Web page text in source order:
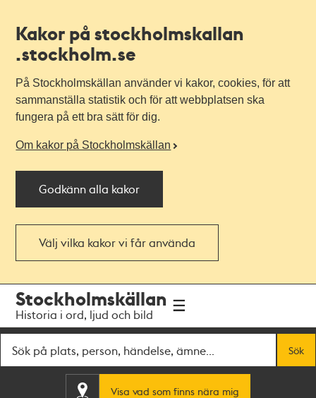
Kakor på stockholmskallan
.stockholm.se
På Stockholmskällan använder vi kakor, cookies, för att
sammanställa statistik och för att webbplatsen ska
fungera på ett bra sätt för dig.
Om kakor på Stockholmskällan
Godkänn alla kakor
Välj vilka kakor vi får använda
navigationen
huvudinnehållet
Stockholmskällan
Historia i ord, ljud och bild
Sök
Visa vad som finns nära mig